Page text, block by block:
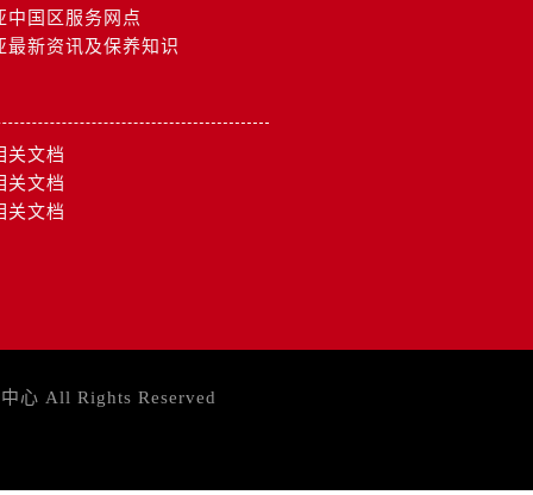
中国区服务网点
最新资讯及保养知识
关文档
关文档
关文档
心 All Rights Reserved